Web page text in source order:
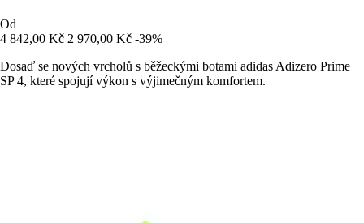
Od
4 842,00 Kč 2 970,00 Kč -39%
Dosaď se nových vrcholů s běžeckými botami adidas Adizero Prime
SP 4, které spojují výkon s výjimečným komfortem.